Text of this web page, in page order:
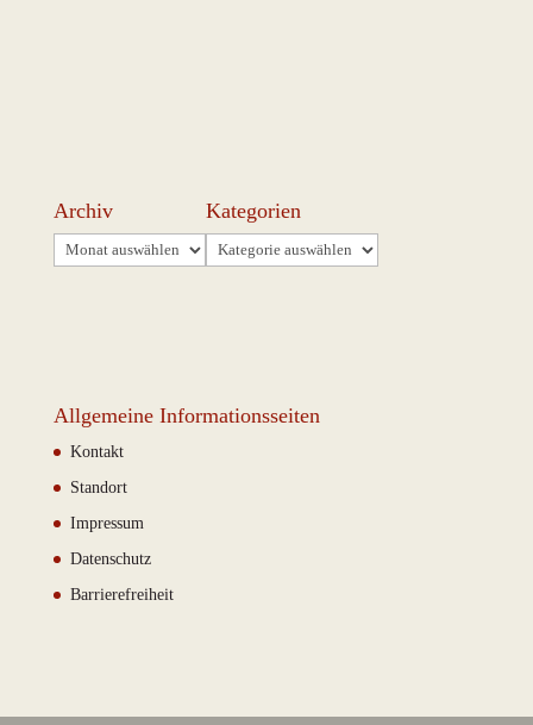
Archiv
Archiv
Kategorien
Kategorien
Allgemeine Informationsseiten
Kontakt
Standort
Impressum
Datenschutz
Barrierefreiheit